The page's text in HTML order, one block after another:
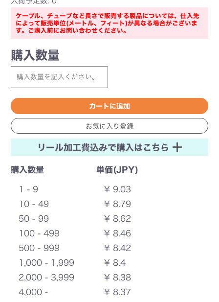
ケーブル、チューブなど長さで販売する製品については、仕入先
によって販売単位(メートル、フィート)が異なる場合がございま
す。ご購入前にお問い合わせください。
購入数量
リール加工費込みで購入はこちら
購入数量 単価(JPY)
1 - 9
¥ 9.03
10 - 49
¥ 8.79
50 - 99
¥ 8.62
100 - 499
¥ 8.46
500 - 999
¥ 8.42
1,000 - 1,999
¥ 8.4
2,000 - 3,999
¥ 8.38
4,000 -
¥ 8.37